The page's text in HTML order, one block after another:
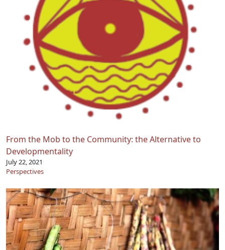
From the Mob to the Community: the Alternative to
Developmentality
July 22, 2021
Perspectives